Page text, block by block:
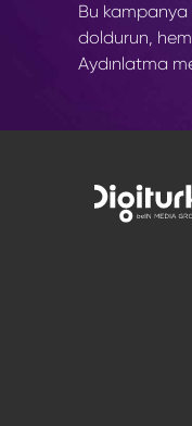
Bu kampanya
doldurun,
Aydınlatma